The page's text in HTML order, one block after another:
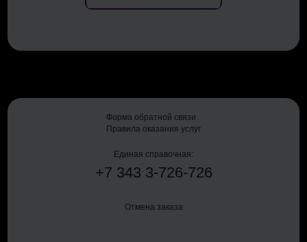
Правила оказания услуг
Форма обратной связи
Единая справочная:
+7 343 3-726-726
Отмена заказа